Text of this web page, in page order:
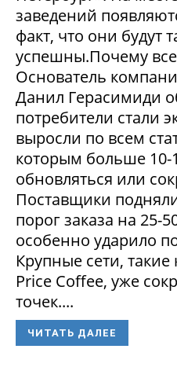
заведений
факт, что они будут
успешны.Почему
Основатель
Данил Герасимиди
потребители стали
выросли по всем
которым больше 10-
обновляться или
Поставщики
порог заказа на 25-
особенно ударило
Крупные сети,
Price Coffee, уже
точек....
ЧИТАТЬ ДАЛЕЕ